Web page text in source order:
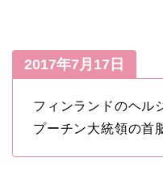
2017年7月17日
フィンランドのヘル
プーチン大統領の首